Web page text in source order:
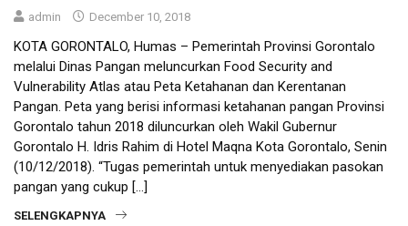
admin December 10, 2018
KOTA GORONTALO, Humas – Pemerintah Provinsi Gorontalo
melalui Dinas Pangan meluncurkan Food Security and
Vulnerability Atlas atau Peta Ketahanan dan Kerentanan
Pangan. Peta yang berisi informasi ketahanan pangan Provinsi
Gorontalo tahun 2018 diluncurkan oleh Wakil Gubernur
Gorontalo H. Idris Rahim di Hotel Maqna Kota Gorontalo, Senin
(10/12/2018). “Tugas pemerintah untuk menyediakan pasokan
pangan yang cukup […]
SELENGKAPNYA